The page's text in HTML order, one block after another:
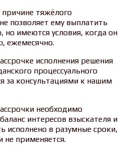
тяжёлого
позволяет ему выплатить
имеются условия, когда он
ежемесячно.
исполнения решения
процессуального
за консультациями к нашим
необходимо
интересов взыскателя и
в разумные сроки,
не применяется.